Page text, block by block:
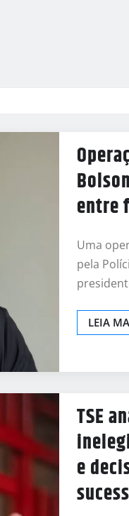
entre
Uma
pela
LEIA
TSE
e